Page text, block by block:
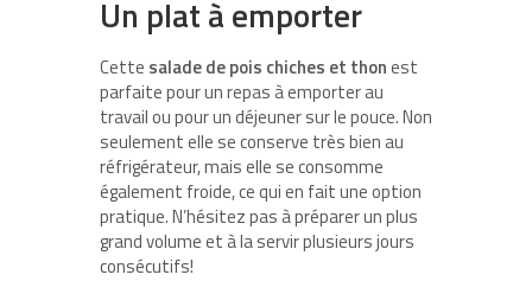
Un plat à emporter
Cette salade de pois chiches et thonest
parfaite pour un repas à emporter au
travail ou pour un déjeuner sur le pouce. Non
seulement elle se conserve très bien au
réfrigérateur, mais elle se consomme
également froide, ce qui en fait une option
pratique. N’hésitez pas à préparer un plus
grand volume et à la servir plusieurs jours
consécutifs!